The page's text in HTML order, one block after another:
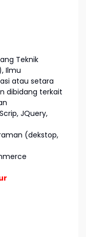
Teknik
Ilmu
atau setara
dibidang terkait
JQuery,
(dekstop,